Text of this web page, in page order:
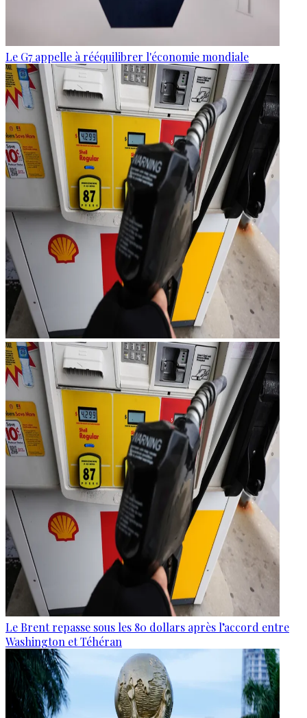
Le G7 appelle à rééquilibrer l'économie mondiale
Le Brent repasse sous les 80 dollars après l’accord entre
Washington et Téhéran